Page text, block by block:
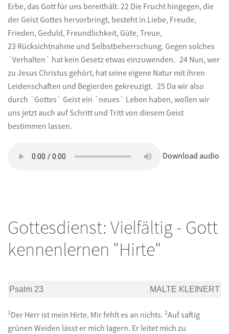
Erbe, das Gott für uns bereithält. 22 Die Frucht hingegen, die
der Geist Gottes hervorbringt, besteht in Liebe, Freude,
Frieden, Geduld, Freundlichkeit, Güte, Treue,
23 Rücksichtnahme und Selbstbeherrschung. Gegen solches
´Verhalten` hat kein Gesetz etwas einzuwenden. 24 Nun, wer
zu Jesus Christus gehört, hat seine eigene Natur mit ihren
Leidenschaften und Begierden gekreuzigt. 25 Da wir also
durch ´Gottes` Geist ein ´neues` Leben haben, wollen wir
uns jetzt auch auf Schritt und Tritt von diesem Geist
bestimmen lassen.
Download audio
Gottesdienst: Vielfältig - Gott
kennenlernen "Hirte"
Psalm 23 MALTE KLEINERT
1 Der Herr ist mein Hirte. Mir fehlt es an nichts. 2Auf saftig
grünen Weiden lässt er mich lagern. Er leitet mich zu